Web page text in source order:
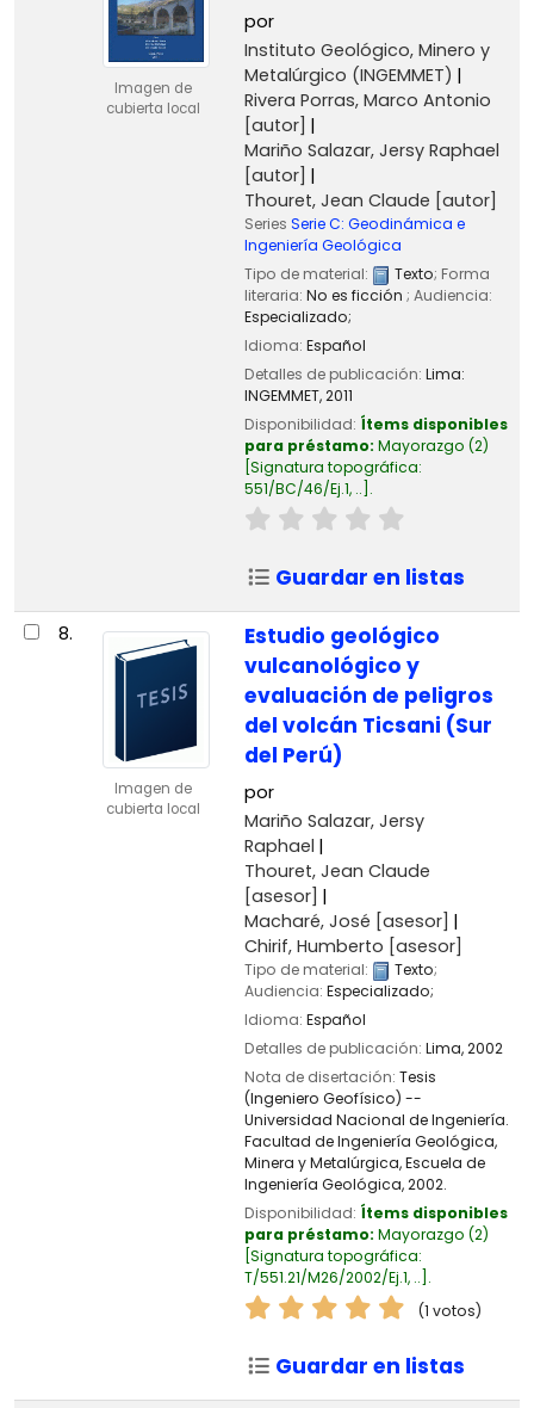
Imagen de
cubierta local
por
Instituto Geológico, Minero y
Metalúrgico (INGEMMET)
Rivera Porras, Marco Antonio
[autor]
Mariño Salazar, Jersy Raphael
[autor]
Thouret, Jean Claude [autor]
Series Serie C: Geodinámica e
Ingeniería Geológica
Tipo de material:
Texto; Forma
literaria: No es ficción ; Audiencia:
Especializado;
Idioma: Español
Detalles de publicación: Lima:
INGEMMET,2011
Disponibilidad: Ítems disponibles
para préstamo: Mayorazgo (2)
Signatura topográfica:
551/BC/46/Ej.1, .. .
Guardar en listas
8.
Imagen de
cubierta local
Estudio geológico
vulcanológico y
evaluación de peligros
del volcán Ticsani (Sur
del Perú)
por
Mariño Salazar, Jersy
Raphael
Thouret, Jean Claude
[asesor]
Macharé, José [asesor]
Chirif, Humberto [asesor]
Tipo de material: Texto;
Audiencia: Especializado;
Idioma: Español
Detalles de publicación: Lima,2002
Nota de disertación: Tesis
(Ingeniero Geofísico) --
Universidad Nacional de Ingeniería.
Facultad de Ingeniería Geológica,
Minera y Metalúrgica, Escuela de
Ingeniería Geológica, 2002.
Disponibilidad: Ítems disponibles
para préstamo: Mayorazgo (2)
Signatura topográfica:
T/551.21/M26/2002/Ej.1, .. .
(1 votos)
Guardar en listas